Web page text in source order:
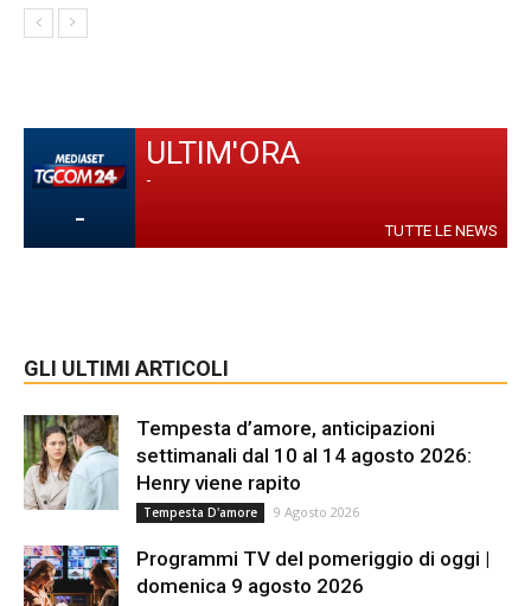
-
ULTIM'ORA
-
TUTTE LE NEWS
GLI ULTIMI ARTICOLI
Tempesta d’amore, anticipazioni
settimanali dal 10 al 14 agosto 2026:
Henry viene rapito
Tempesta D'amore 9 Agosto 2026
Programmi TV del pomeriggio di oggi |
domenica 9 agosto 2026